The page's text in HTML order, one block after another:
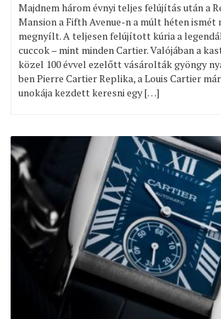
Majdnem három évnyi teljes felújítás után a
Mansion a Fifth Avenue-n a múlt héten ismét
megnyílt. A teljesen felújított kúria a
cuccok – mint minden Cartier. Valójában a
közel 100 évvel ezelőtt vásárolták gyöngy
ben Pierre Cartier Replika, a Louis Cartier
unokája kezdett keresni egy […]